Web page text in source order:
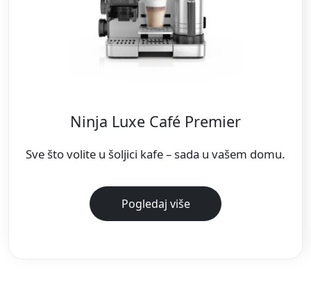
Ninja Luxe Café Premier
Sve što volite u šoljici kafe – sada u vašem domu.
Pogledaj više